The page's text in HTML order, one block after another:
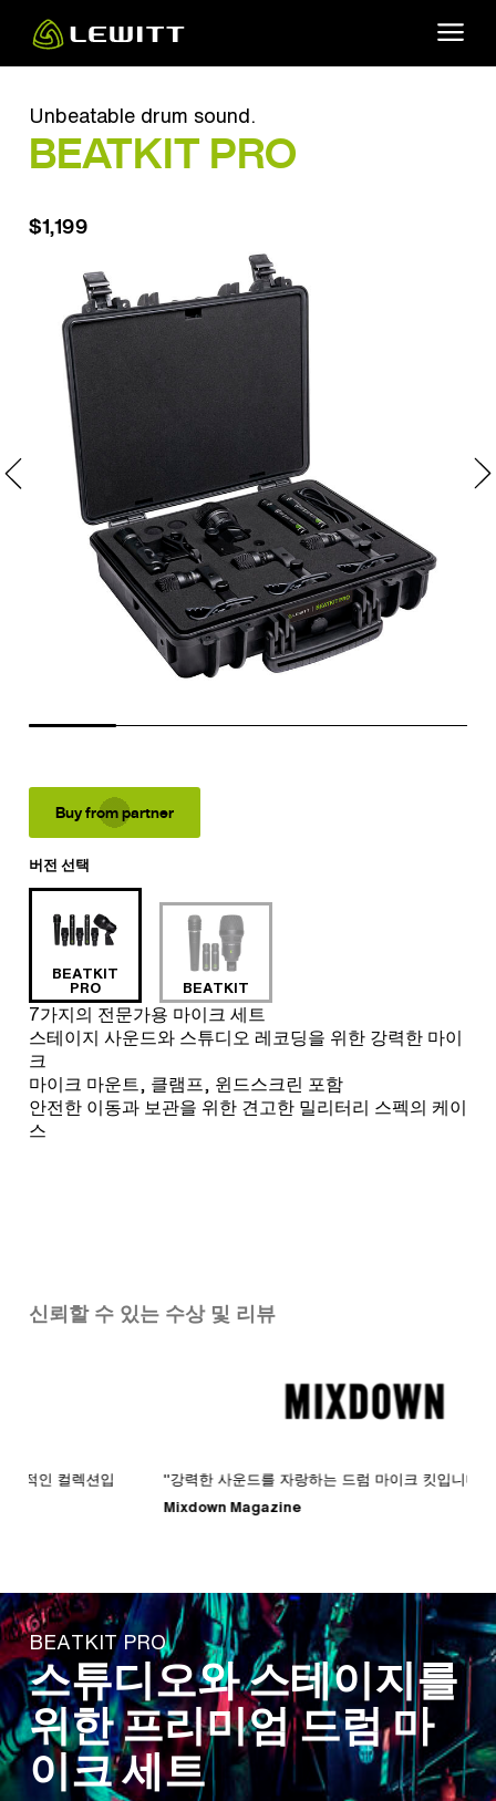
main
Unbeatable drum sound.
BEATKIT PRO
7가지의 전문가용 마이크 세트
스테이지 사운드와 스튜디오 레코딩을 위한 강력한 마이
크
마이크 마운트, 클램프, 윈드스크린 포함
안전한 이동과 보관을 위한 견고한 밀리터리 스펙의 케이
스
$1,199
버전 선택
BEATKIT
PRO BEATKIT
Buy from partner
신뢰할 수 있는 수상 및 리뷰
"강력한 사운드를 자랑하는 드럼 마이크 킷입니다."
Mixdown Magazine
BEATKIT PRO
스튜디오와 스테이지를
위한 프리미엄 드럼 마
이크 세트